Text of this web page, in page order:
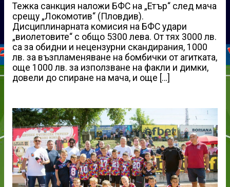
Тежка санкция наложи БФС на „Етър“ след мача
срещу „Локомотив“ (Пловдив).
Дисциплинарната комисия на БФС удари
„виолетовите“ с общо 5300 лева. От тях 3000 лв.
са за обидни и нецензурни скандирания, 1000
лв. за възпламеняване на бомбички от агитката,
още 1000 лв. за използване на факли и димки,
довели до спиране на мача, и още […]